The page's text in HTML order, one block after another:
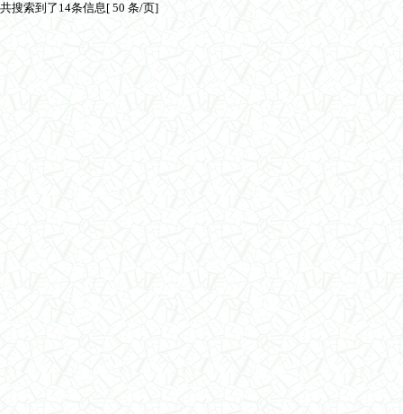
共搜索到了14条信息[ 50 条/页]